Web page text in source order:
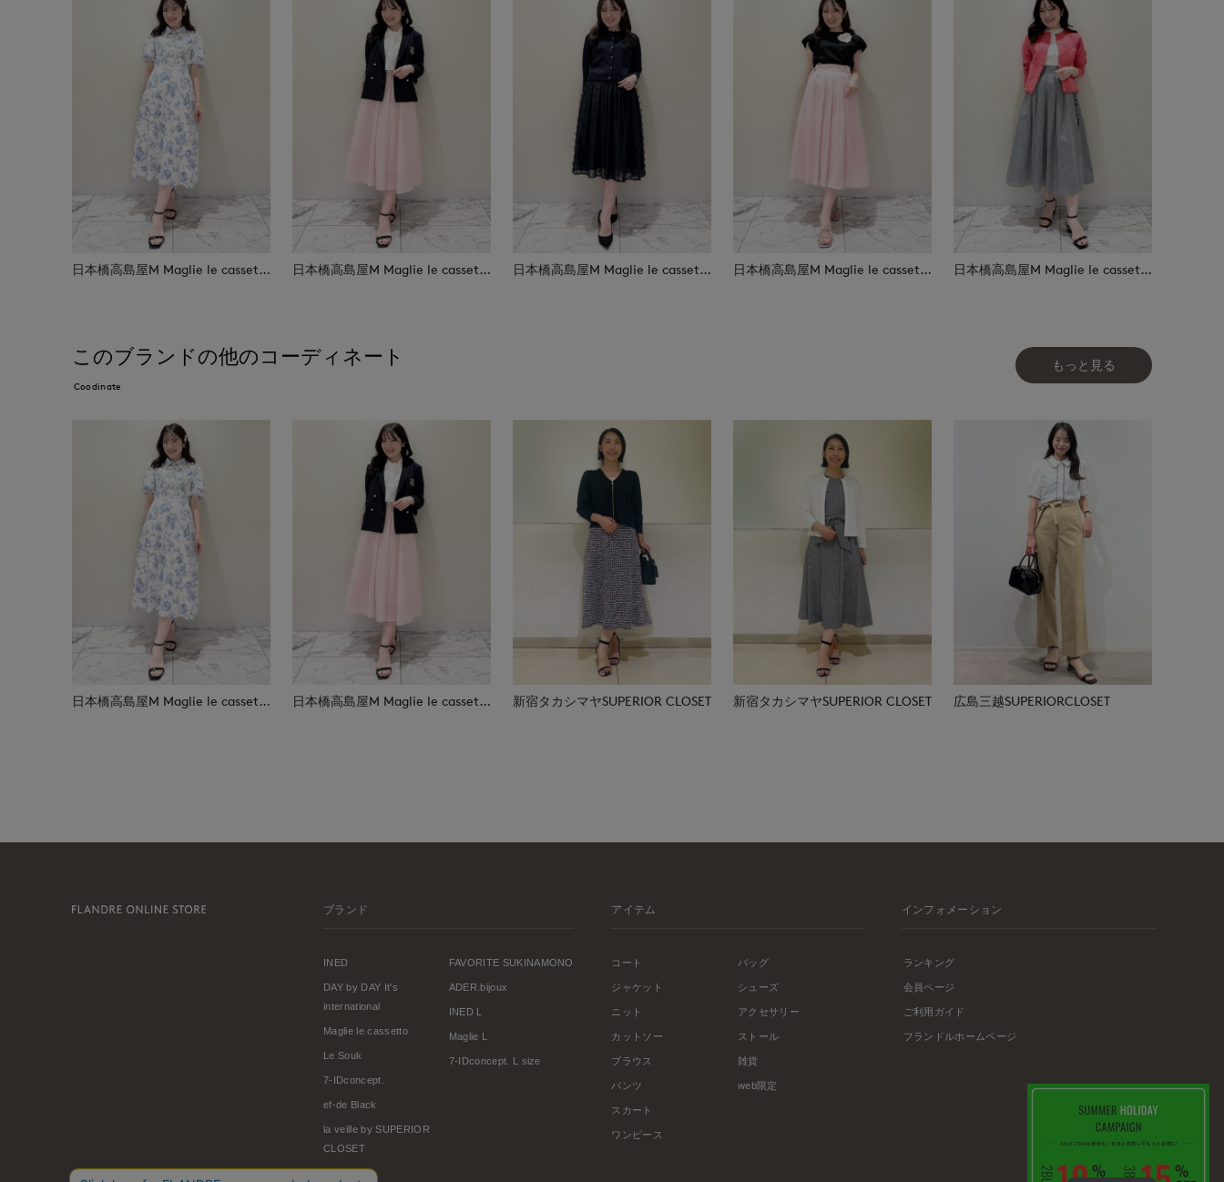
日本橋高島屋M Maglie le cassetto 日本橋高島屋M Maglie le cassetto 日本橋高島屋M Maglie le cassetto 日本橋高島屋M Maglie le cassetto 日本橋高島屋M Maglie le cassetto
このブランドの他のコーディネート
Coodinate
もっと見る
日本橋高島屋M Maglie le cassetto 日本橋高島屋M Maglie le cassetto 新宿タカシマヤSUPERIOR CLOSET 新宿タカシマヤSUPERIOR CLOSET 広島三越SUPERIORCLOSET
ブランド
INED
DAY by DAY It's
international
Maglie le cassetto
Le Souk
7-IDconcept.
ef-de Black
la veille by SUPERIOR
CLOSET
FAVORITE SUKINAMONO
ADER.bijoux
INED L
Maglie L
7-IDconcept. L size
アイテム
コート
ジャケット
ニット
カットソー
ブラウス
パンツ
スカート
ワンピース
バッグ
シューズ
アクセサリー
ストール
雑貨
web限定
インフォメーション
ランキング
会員ページ
ご利用ガイド
フランドルホームページ